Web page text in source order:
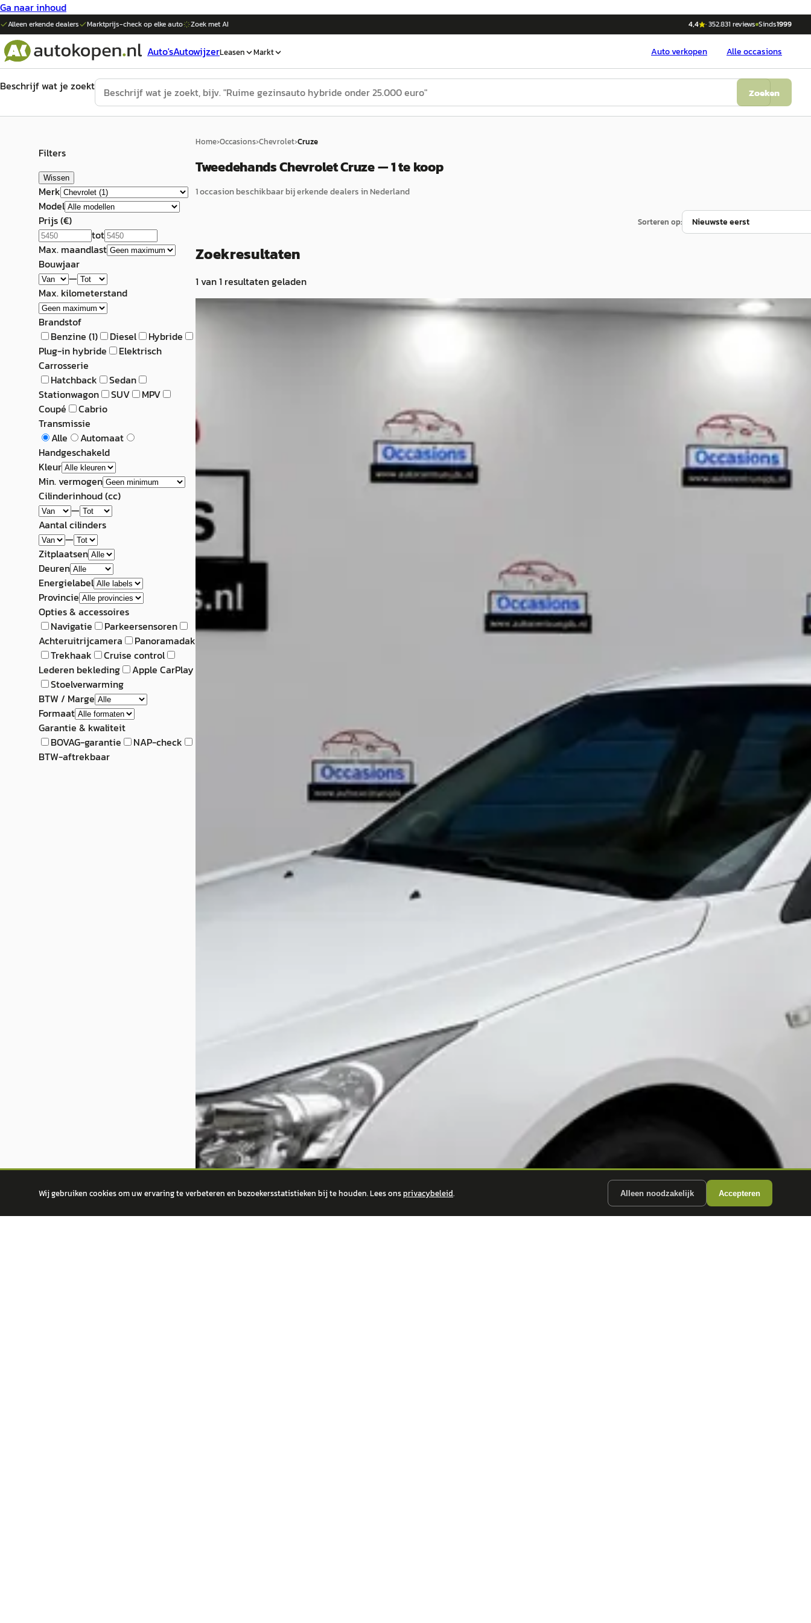
Ga naar inhoud
Alleen erkende dealers Marktprijs-check op elkeauto Zoek met AI 4,4 ·352.831 reviews Sinds1999
Auto'sAutowijzerLeasen Markt Autoverkopen Alle occasions
Beschrijf wat je zoekt Zoeken
Filters
Wissen
Merk
Model
Prijs (€)
tot
Max. maandlast
Bouwjaar
—
Max. kilometerstand
Brandstof
Benzine (1) Diesel
Hybride
Plug-in hybride
Elektrisch
Carrosserie
Hatchback
Sedan
Stationwagon
SUV
MPV
Coupé
Cabrio
Transmissie
Alle
Automaat
Handgeschakeld
Kleur
Min. vermogen
Cilinderinhoud (cc)
—
Aantal cilinders
—
Zitplaatsen
Deuren
Energielabel
Provincie
Opties & accessoires
Navigatie
Parkeersensoren
Achteruitrijcamera
Panoramadak
Trekhaak
Cruise control
Lederen bekleding
Apple CarPlay
Stoelverwarming
BTW / Marge
Formaat
Garantie & kwaliteit
BOVAG-garantie
NAP-check
BTW-aftrekbaar
Home›Occasions›Chevrolet›Cruze
Tweedehands Chevrolet Cruze — 1 te koop
1occasionbeschikbaar bij erkende dealers in Nederland
Sorteren op:
Zoekresultaten
1 van1 resultaten geladen
Chevrolet Cruze·2013
Handgeschakeld
Autocentrum JDS
Bekijk aanbieding →
Wij gebruiken cookies om uw ervaring te verbeteren en bezoekersstatistieken bij te houden. Lees onsprivacybeleid. Alleen noodzakelijk Accepteren